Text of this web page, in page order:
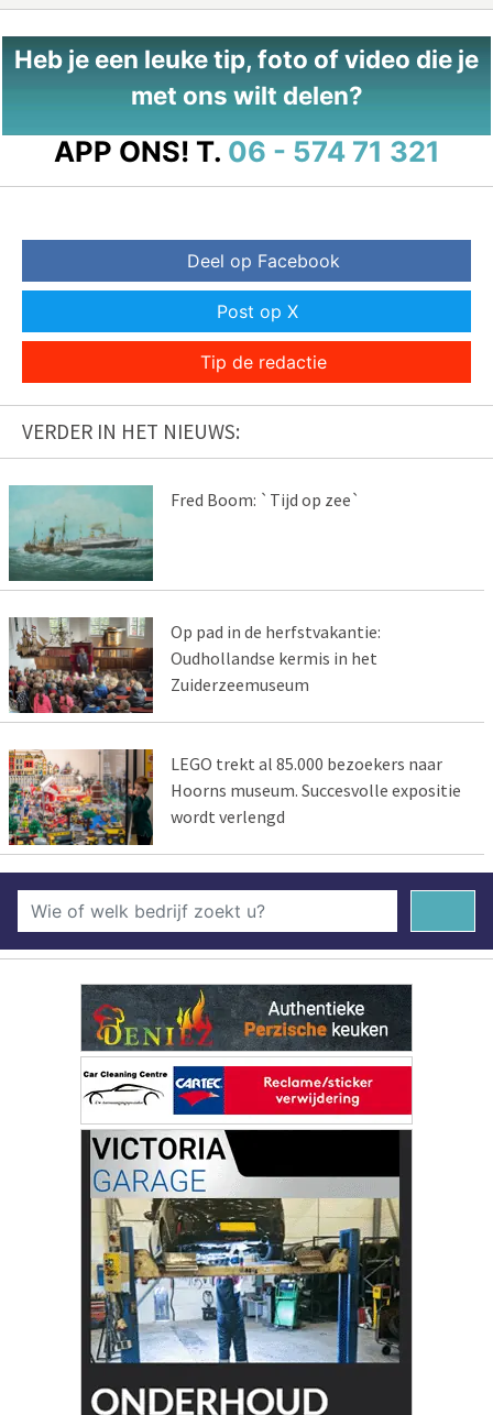
Heb je een leuke tip, foto of video die je
met ons wilt delen?
APP ONS! T. 06 - 574 71 321
Deel op Facebook
Post op X
Tip de redactie
VERDER IN HET NIEUWS:
Fred Boom: `Tijd op zee`
Op pad in de herfstvakantie:
Oudhollandse kermis in het
Zuiderzeemuseum
LEGO trekt al 85.000 bezoekers naar
Hoorns museum. Succesvolle expositie
wordt verlengd